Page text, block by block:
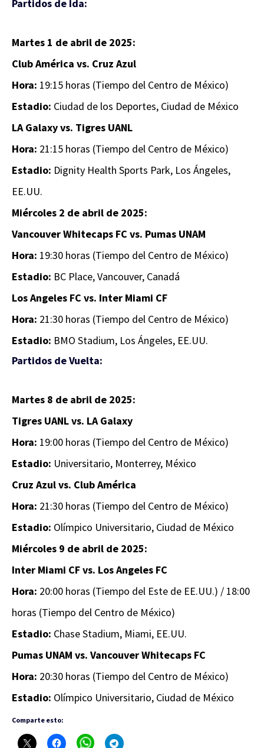
Partidos de Ida:
Martes 1 de abril de 2025:
Club América vs. Cruz Azul
Hora: 19:15 horas (Tiempo del Centro de México)
Estadio: Ciudad de los Deportes, Ciudad de México
LA Galaxy vs. Tigres UANL
Hora: 21:15 horas (Tiempo del Centro de México)
Estadio: Dignity Health Sports Park, Los Ángeles,
EE.UU.
Miércoles 2 de abril de 2025:
Vancouver Whitecaps FC vs. Pumas UNAM
Hora: 19:30 horas (Tiempo del Centro de México)
Estadio: BC Place, Vancouver, Canadá
Los Angeles FC vs. Inter Miami CF
Hora: 21:30 horas (Tiempo del Centro de México)
Estadio: BMO Stadium, Los Ángeles, EE.UU.
Partidos de Vuelta:
Martes 8 de abril de 2025:
Tigres UANL vs. LA Galaxy
Hora: 19:00 horas (Tiempo del Centro de México)
Estadio: Universitario, Monterrey, México
Cruz Azul vs. Club América
Hora: 21:30 horas (Tiempo del Centro de México)
Estadio: Olímpico Universitario, Ciudad de México
Miércoles 9 de abril de 2025:
Inter Miami CF vs. Los Angeles FC
Hora: 20:00 horas (Tiempo del Este de EE.UU.) / 18:00
horas (Tiempo del Centro de México)
Estadio: Chase Stadium, Miami, EE.UU.
Pumas UNAM vs. Vancouver Whitecaps FC
Hora: 20:30 horas (Tiempo del Centro de México)
Estadio: Olímpico Universitario, Ciudad de México
Comparte esto: